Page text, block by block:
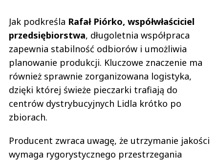
Jak podkreśla Rafał Piórko, współwłaściciel
przedsiębiorstwa, długoletnia współpraca
zapewnia stabilność odbiorów i umożliwia
planowanie produkcji. Kluczowe znaczenie ma
również sprawnie zorganizowana logistyka,
dzięki której świeże pieczarki trafiają do
centrów dystrybucyjnych Lidla krótko po
zbiorach.
Producent zwraca uwagę, że utrzymanie jakości
wymaga rygorystycznego przestrzegania